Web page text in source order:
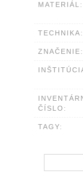
MATERIÁL:
TECHNIKA:
ZNAČENIE:
ČÍSLO:
TAGY: